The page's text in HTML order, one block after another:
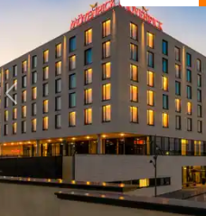
Vorige foto